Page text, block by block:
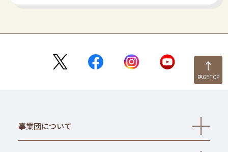
PAGE TOP
事業団について
開
く